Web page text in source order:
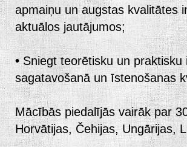
apmaiņu un augstas kvalitātes
aktuālos jautājumos;
•Sniegt teorētisku un
sagatavošanā un īstenošanas
Mācībās piedalījās vairāk par
Horvātijas, Čehijas, Ungārijas,